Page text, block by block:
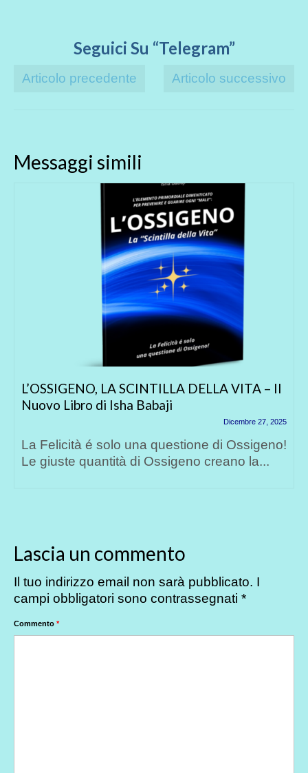
Seguici Su “Telegram”
Articolo precedente Articolo successivo
Messaggi simili
L’OSSIGENO, LA SCINTILLA DELLA VITA – Il
Nuovo Libro di Isha Babaji
Dicembre 27, 2025
La Felicità é solo una questione di Ossigeno!
Le giuste quantità di Ossigeno creano la...
Lascia un commento
Il tuo indirizzo email non sarà pubblicato. I
campi obbligatori sono contrassegnati *
Commento *